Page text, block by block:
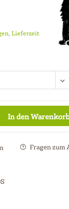
Lieferzeit
In den
Fragen zum